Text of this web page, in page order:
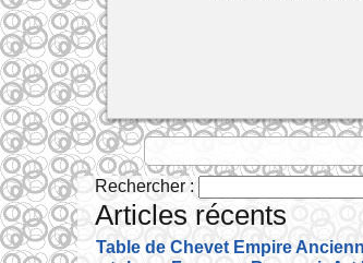
Rechercher :
Articles récents
Table de Chevet Empire